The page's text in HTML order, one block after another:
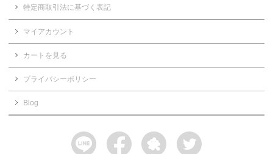
特定商取引法に基づく表記
マイアカウント
カートを見る
プライバシーポリシー
Blog